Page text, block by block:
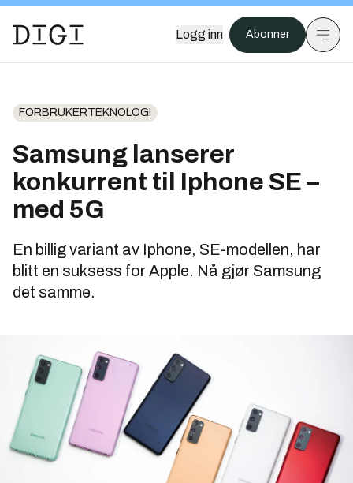
Logg inn Abonner
FORBRUKERTEKNOLOGI
Samsung lanserer
konkurrent til Iphone SE –
med 5G
En billig variant av Iphone, SE-modellen, har
blitt en suksess for Apple. Nå gjør Samsung
det samme.